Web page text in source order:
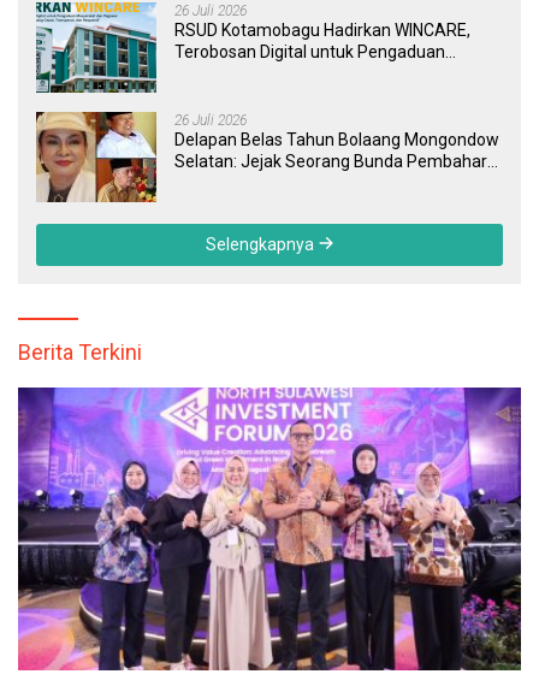
26 Juli 2026
RSUD Kotamobagu Hadirkan WINCARE,
Terobosan Digital untuk Pengaduan
26 Juli 2026
Delapan Belas Tahun Bolaang Mongondow
Selatan: Jejak Seorang Bunda Pembaharu
Selengkapnya
Berita Terkini